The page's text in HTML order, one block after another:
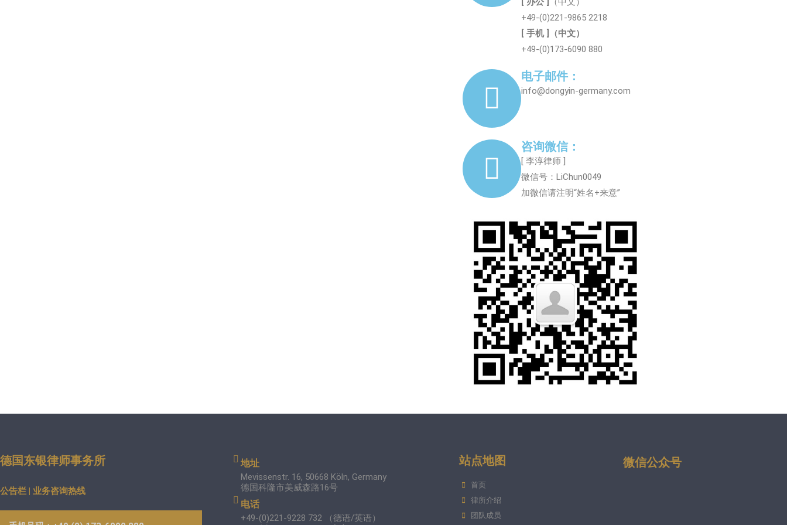
+49-(0)221-9865 2218
[ 手机 ]（中文）
+49-(0)173-6090 880
电子邮件：
info@dongyin-germany.com
咨询微信：
[ 李淳律师 ]
微信号：LiChun0049
加微信请注明“姓名+来意”
德国东银律师事务所
公告栏 | 业务咨询热线
地址
Mevissenstr. 16, 50668 Köln, Germany
德国科隆市美威森路16号
电话
+49-(0)221-9228 732 （德语/英语）
站点地图
首页
律所介绍
团队成员
微信公众号